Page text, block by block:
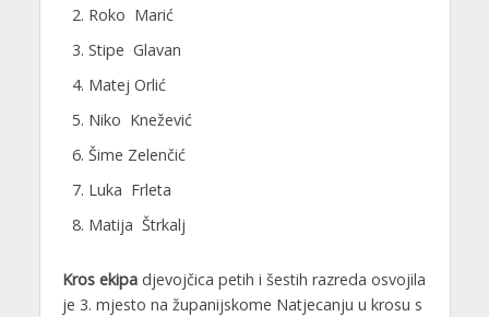
Roko Marić
Stipe Glavan
Matej Orlić
Niko Knežević
Šime Zelenčić
Luka Frleta
Matija Štrkalj
Kros ekipadjevojčica petih i šestih razreda osvojila
je 3. mjesto na županijskome Natjecanju u krosu s